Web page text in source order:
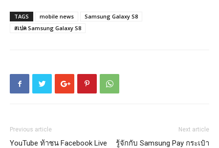
TAGS mobile news
Samsung Galaxy S8
สเปค Samsung Galaxy S8
Previous article
YouTube ท้าชน Facebook Live
Next article
รู้จักกับ Samsung Pay กระเป๋า